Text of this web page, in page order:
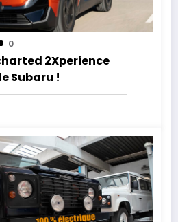
0
2Xperience
Subaru !